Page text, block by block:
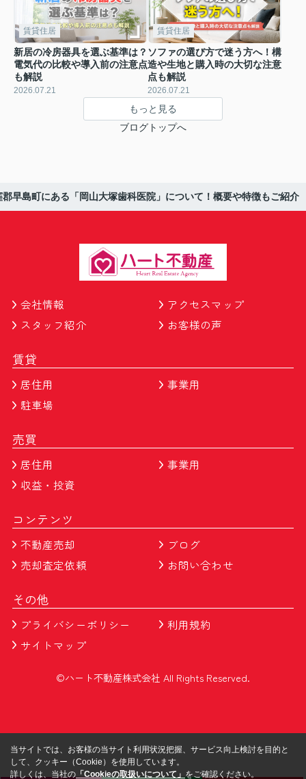
賃貸住居
新居の冷房器具を選ぶ基準は？
電気代の比較や導入前の注意点
も解説
2026.07.21
賃貸住居
ソファの選び方で迷う方へ！構
造や生地と購入時の大切な注意
点も解説
2026.07.21
もっと見る
ブログトップへ
郡早島町にある「岡山大塚歯科医院」について！概要や特徴もご紹介
会社情報
アクセスマップ
スタッフ紹介
お客様の声
賃貸
居住用
事業用
駐車場
売買
居住用
事業用
収益・投資
コンテンツ
不動産売却
ブログ
売却査定依頼
お問い合わせ
その他
プライバシーポリシー
利用規約
サイトマップ
©ハート不動産株式会社 All Rights Reserved.
当サイトでは、お客様の当サイト利用状況把握、サービス向上検討を目的と
して、クッキー（Cookie）を使用しています。
詳しくは、当社の 「Cookieの取扱いについて」 をご確認ください。